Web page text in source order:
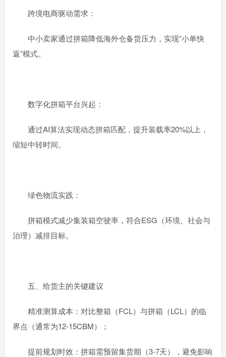
‌跨境电商驱动需求‌：
中小卖家通过拼箱降低海外仓备货压力，实现“小单快
返”模式。
‌数字化拼箱平台兴起‌：
通过AI算法实现动态拼箱匹配，提升装载率20%以上，
缩短中转时间。
‌绿色物流实践‌：
拼箱模式减少集装箱空驶率，符合ESG（环境、社会与
治理）减排目标。
‌五、给货主的关键建议‌
‌精准测算成本‌：对比整箱（FCL）与拼箱（LCL）的临
界点（通常为12-15CBM）；
‌提前规划时效‌：拼箱需预留集货期（3-7天），避免影响